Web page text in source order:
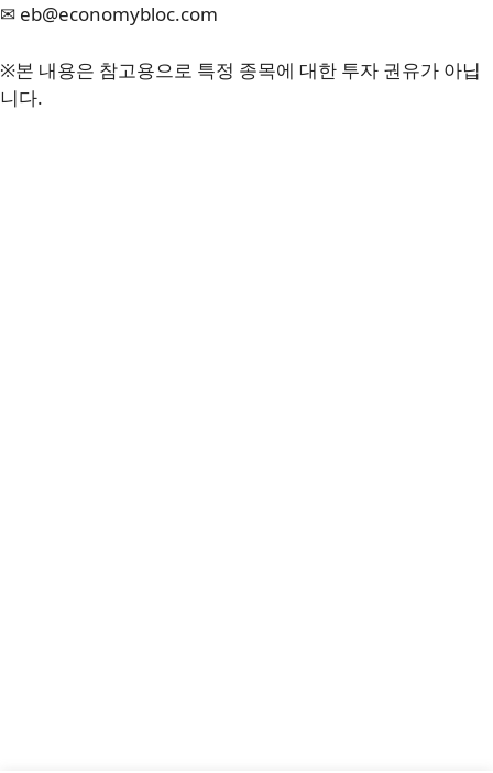
✉ eb@economybloc.com
※본 내용은 참고용으로 특정 종목에 대한 투자 권유가 아닙
니다.